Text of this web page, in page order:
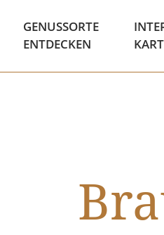
GENUSSORTE
ENTDECKEN